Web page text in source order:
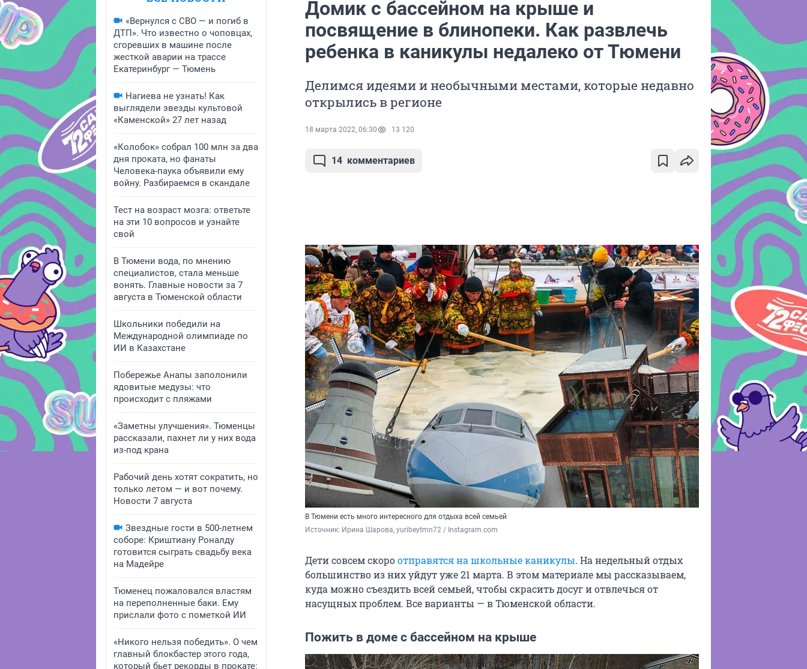
«Вернулся с СВО — и погиб в
ДТП». Что известно о чоповцах,
сгоревших в машине после
жесткой аварии на трассе
Екатеринбург — Тюмень
Нагиева не узнать! Как
выглядели звезды культовой
«Каменской» 27 лет назад
«Колобок» собрал 100 млн за два
дня проката, но фанаты
Человека-паука объявили ему
войну. Разбираемся в скандале
Тест на возраст мозга: ответьте
на эти 10 вопросов и узнайте
свой
В Тюмени вода, по мнению
специалистов, стала меньше
вонять. Главные новости за 7
августа в Тюменской области
Школьники победили на
Международной олимпиаде по
ИИ в Казахстане
Побережье Анапы заполонили
ядовитые медузы: что
происходит с пляжами
«Заметны улучшения». Тюменцы
рассказали, пахнет ли у них вода
из-под крана
Рабочий день хотят сократить, но
только летом — и вот почему.
Новости 7 августа
Звездные гости в 500-летнем
соборе: Криштиану Роналду
готовится сыграть свадьбу века
на Мадейре
Тюменец пожаловался властям
на переполненные баки. Ему
прислали фото с пометкой ИИ
«Никого нельзя победить». О чем
главный блокбастер этого года,
который бьет рекорды в прокате:
Домик с бассейном на крыше и
посвящение в блинопеки. Как развлечь
ребенка в каникулы недалеко от Тюмени
Делимся идеями и необычными местами, которые недавно
открылись в регионе
18 марта 2022, 06:30 13 120
14 комментариев
В Тюмени есть много интересного для отдыха всей семьей
Источник: Ирина Шарова, yuribeytmn72 / Instagram.com
Дети совсем скороотправятся на школьные каникулы. На недельный отдых
большинство из них уйдут уже 21 марта. В этом материале мы рассказываем,
куда можно съездить всей семьей, чтобы скрасить досуг и отвлечься от
насущных проблем. Все варианты — в Тюменской области.
Пожить в доме с бассейном на крыше